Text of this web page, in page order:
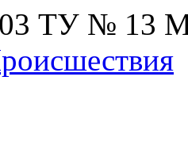
ТУ № 13